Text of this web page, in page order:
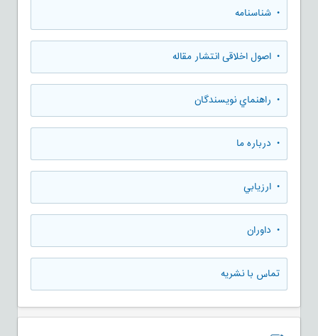
• شناسنامه
• اصول اخلاقی انتشار مقاله
• راهنماي نويسندگان
• درباره ما
• ارزيابي
• داوران
تماس با نشریه